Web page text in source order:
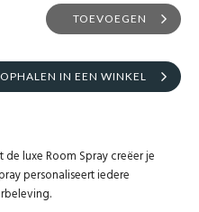
TOEVOEGEN
OPHALEN IN EEN WINKEL
luxe Room Spray creëer je
personaliseert iedere